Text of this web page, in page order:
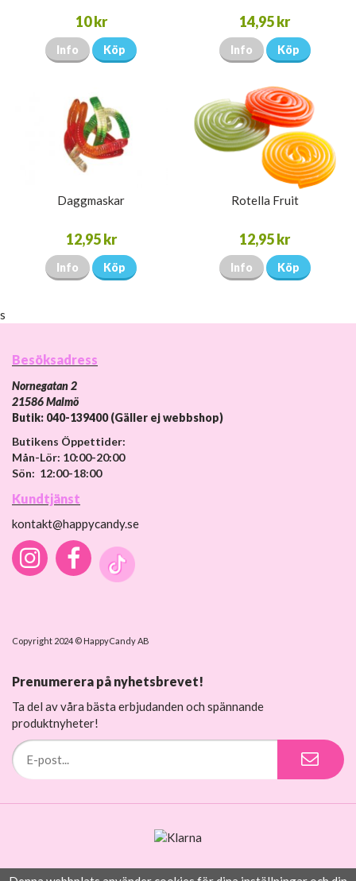
10 kr
Info Köp
14,95 kr
Info Köp
Daggmaskar
12,95 kr
Info Köp
Rotella Fruit
12,95 kr
Info Köp
s
Besöksadress
Nornegatan 2
21586 Malmö
Butik: 040-139400 (Gäller ej webbshop)
Butikens Öppettider:
Mån-Lör: 10:00-20:00
Sön: 12:00-18:00
Kundtjänst
kontakt@happycandy.se
Copyright 2024 © HappyCandy AB
Prenumerera på nyhetsbrevet!
Ta del av våra bästa erbjudanden och spännande
produktnyheter!